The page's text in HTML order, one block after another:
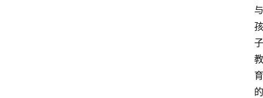
与
孩
子
教
育
的